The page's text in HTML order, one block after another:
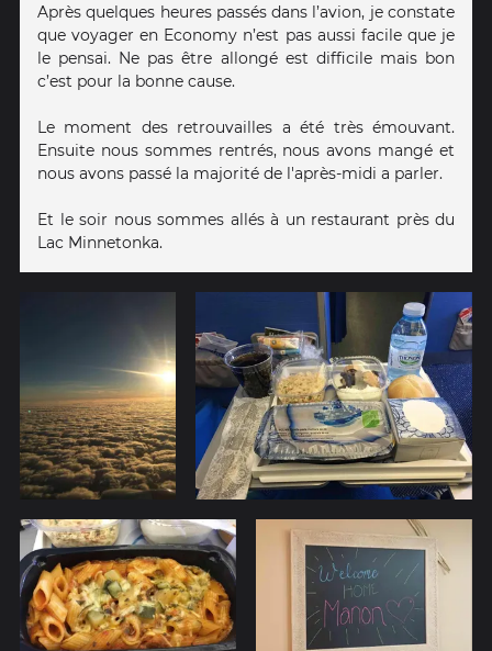
Après quelques heures passés dans l’avion, je constate
que voyager en Economy n’est pas aussi facile que je
le pensai. Ne pas être allongé est difficile mais bon
c’est pour la bonne cause.
Le moment des retrouvailles a été très émouvant.
Ensuite nous sommes rentrés, nous avons mangé et
nous avons passé la majorité de l'après-midi a parler.
Et le soir nous sommes allés à un restaurant près du
Lac Minnetonka.